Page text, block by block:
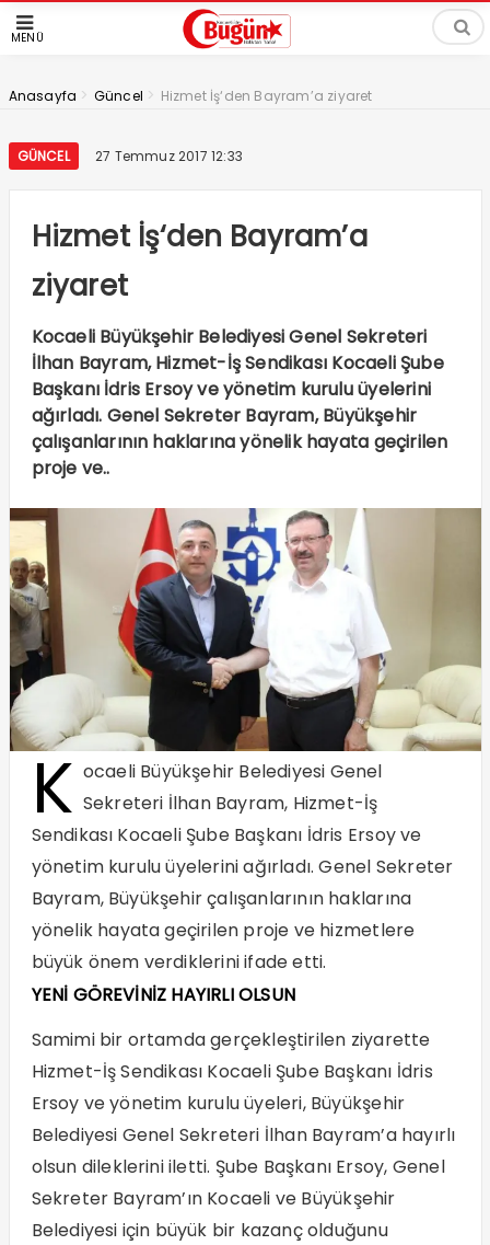
MENÜ
Anasayfa > Güncel > Hizmet İş‘den Bayram’a ziyaret
GÜNCEL 27 Temmuz 2017 12:33
Hizmet İş‘den Bayram’a
ziyaret
Kocaeli Büyükşehir Belediyesi Genel Sekreteri
İlhan Bayram, Hizmet-İş Sendikası Kocaeli Şube
Başkanı İdris Ersoy ve yönetim kurulu üyelerini
ağırladı. Genel Sekreter Bayram, Büyükşehir
çalışanlarının haklarına yönelik hayata geçirilen
proje ve..
K ocaeli Büyükşehir Belediyesi Genel
Sekreteri İlhan Bayram, Hizmet-İş
Sendikası Kocaeli Şube Başkanı İdris Ersoy ve
yönetim kurulu üyelerini ağırladı. Genel Sekreter
Bayram, Büyükşehir çalışanlarının haklarına
yönelik hayata geçirilen proje ve hizmetlere
büyük önem verdiklerini ifade etti.
YENİ GÖREVİNİZ HAYIRLI OLSUN
Samimi bir ortamda gerçekleştirilen ziyarette
Hizmet-İş Sendikası Kocaeli Şube Başkanı İdris
Ersoy ve yönetim kurulu üyeleri, Büyükşehir
Belediyesi Genel Sekreteri İlhan Bayram’a hayırlı
olsun dileklerini iletti. Şube Başkanı Ersoy, Genel
Sekreter Bayram’ın Kocaeli ve Büyükşehir
Belediyesi için büyük bir kazanç olduğunu